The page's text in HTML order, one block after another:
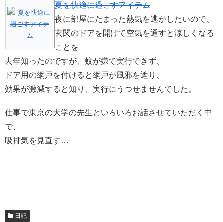
夏を快適に過ごすアイテム
夜に部屋にたまった熱気を逃がしたいので、
玄関のドアを開けて空気を通すと涼しくなる
ことを
去年知ったのですが、蚊が嫌で実行できず、
ドア用の網戸を付けると網戸が風邪を遮り、
効果が激減すると知り、実行にうつせませんでした。
仕事で東京の大学の先生といろいろお話させていただく中
で、
吸排気を見直す…
日記